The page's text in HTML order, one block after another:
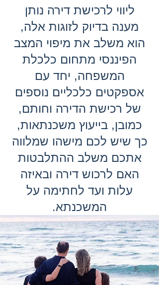
ליווי לרכישת דירה נותן
מענה בדיוק לזוגות אלה,
הוא משלב את מיפוי המצב
הפיננסי מתחום כלכלת
המשפחה, יחד עם
אספקטים כלכליים נוספים
של רכישת הדירה וחותם,
כמובן, בייעוץ משכנתאות,
כך שיש לכם מישהו שמלווה
אתכם משלב ההתלבטות
האם לרכוש דירה ובאיזה
עלות ועד לחתימה על
המשכנתא.